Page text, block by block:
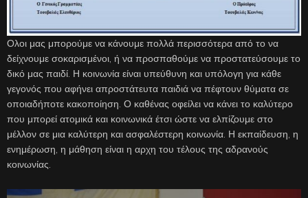
Ολοι μας μπορούμε να κάνουμε πολλά περισσότερα από το να
δείχνουμε σοκαρισμένοι, ή να προσπαθούμε να προστατεύσουμε το
δικό μας παιδί. Η κοινωνία είναι υπεύθυνη και υπόλογη για κάθε
γεγονός που αφήνει απροστάτευτα παιδιά να πέφτουν θύματα σε
οποιαδήποτε κακοποίηση. Ο καθένας οφείλει να κάνει το καλύτερο
που μπορεί ατομικά και κοινωνικά έτσι ώστε να ελπίζουμε στο
μέλλον σε μια καλύτερη και ασφαλέστερη κοινωνία. Η εκπαίδευση, η
ενημέρωση, η μάθηση είναι η αρχη του τέλους της αδρανούς
κοινωνίας.